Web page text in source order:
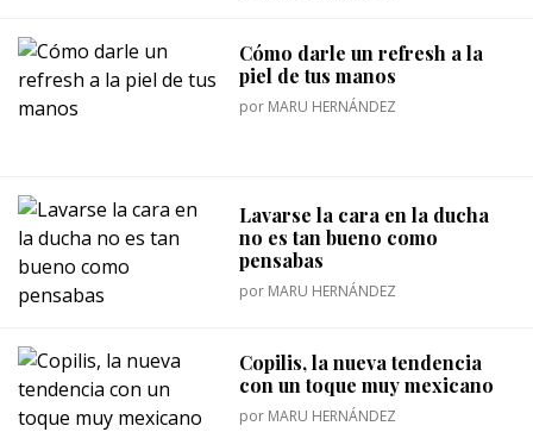
Cómo darle un refresh a la
piel de tus manos
por MARU HERNÁNDEZ
Lavarse la cara en la ducha
no es tan bueno como
pensabas
por MARU HERNÁNDEZ
Copilis, la nueva tendencia
con un toque muy mexicano
por MARU HERNÁNDEZ